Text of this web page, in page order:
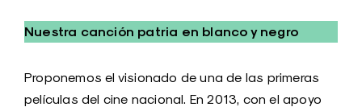
Nuestra canción patria en blanco y negro
Proponemos el visionado de una de las primeras
películas del cine nacional. En 2013, con el apoyo